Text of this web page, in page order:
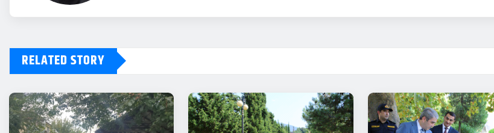
RELATED STORY